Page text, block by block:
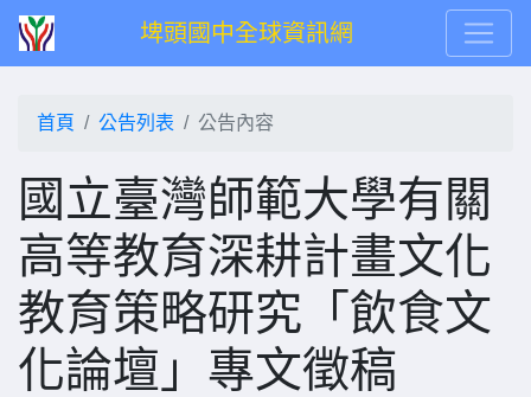
埤頭國中全球資訊網
首頁 公告列表 公告內容
國立臺灣師範大學有關
高等教育深耕計畫文化
教育策略研究「飲食文
化論壇」專文徵稿